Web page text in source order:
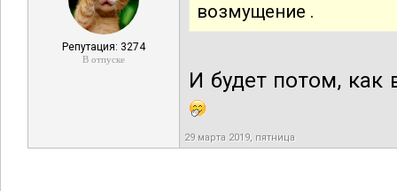
Репутация: 3274
В отпуске
возмущение .
И будет потом, как
29 марта 2019, пятница